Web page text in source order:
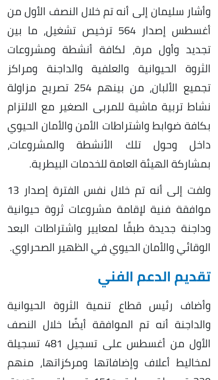
وأشار سليمان إلى أنه تم خلال النصف الأول من
أغسطس إصدار 564 ترخيص تشغيل، ما بين
تجديد وأول مرة، لكافة أنشطة ومشروعات
الثروة الحيوانية والعلفية والداجنة ومراكز
تجميع الألبان، من بينهم 254 تصريح مزاولة
نشاط تربية ماشية للمربى الصغير مع الالتزام
بكافة ضوابط واشتراطات الأمن والأمان الحيوي
داخل وحول تلك الأنشطة والمشروعات،
بمشاركة الهيئة العامة للخدمات البيطرية.
ولفت إلى أنه تم خلال نفس الفترة إصدار 13
موافقة فنية لإقامة مشروعات ثروة حيوانية
وداجنة جديدة طبقًا لمعايير واشتراطات البعد
الوقائي والأمان الحيوي في الظهير الصحراوي.
تقديم الدعم الفني
وأضاف رئيس قطاع تنمية الثروة الحيوانية
والداجنة أنه تم الموافقة أيضًا خلال النصف
الأول من أغسطس على تسجيل 481 تسجيلة
لمخاليط أعلاف وإضافاتها ومركزاتها، منهم